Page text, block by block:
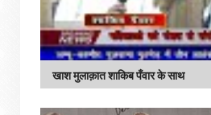
खाश मुलाक़ात शाकिब पँवार के साथ